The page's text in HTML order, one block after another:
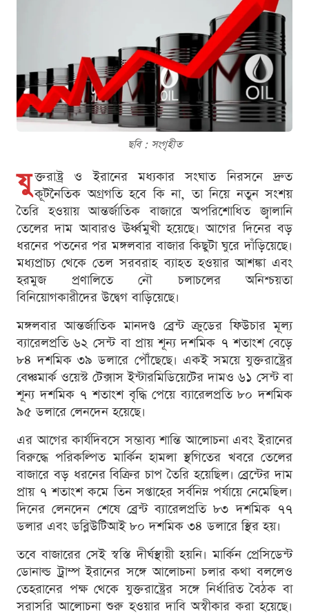
ছবি : সংগৃহীত
যু ক্তরাষ্ট্র ও ইরানের মধ্যকার সংঘাত নিরসনে দ্রুত
কূটনৈতিক অগ্রগতি হবে কি না, তা নিয়ে নতুন সংশয়
তৈরি হওয়ায় আন্তর্জাতিক বাজারে অপরিশোধিত জ্বালানি
তেলের দাম আবারও ঊর্ধ্বমুখী হয়েছে। আগের দিনের বড়
ধরনের পতনের পর মঙ্গলবার বাজার কিছুটা ঘুরে দাঁড়িয়েছে।
মধ্যপ্রাচ্য থেকে তেল সরবরাহ ব্যাহত হওয়ার আশঙ্কা এবং
হরমুজ প্রণালিতে নৌ চলাচলের অনিশ্চয়তা
বিনিয়োগকারীদের উদ্বেগ বাড়িয়েছে।
মঙ্গলবার আন্তর্জাতিক মানদণ্ড ব্রেন্ট ক্রুডের ফিউচার মূল্য
ব্যারেলপ্রতি ৬২ সেন্ট বা প্রায় শূন্য দশমিক ৭ শতাংশ বেড়ে
৮৪ দশমিক ৩৯ ডলারে পৌঁছেছে। একই সময়ে যুক্তরাষ্ট্রের
বেঞ্চমার্ক ওয়েস্ট টেক্সাস ইন্টারমিডিয়েটের দামও ৬১ সেন্ট বা
শূন্য দশমিক ৭ শতাংশ বৃদ্ধি পেয়ে ব্যারেলপ্রতি ৮০ দশমিক
৯৫ ডলারে লেনদেন হয়েছে।
এর আগের কার্যদিবসে সম্ভাব্য শান্তি আলোচনা এবং ইরানের
বিরুদ্ধে পরিকল্পিত মার্কিন হামলা স্থগিতের খবরে তেলের
বাজারে বড় ধরনের বিক্রির চাপ তৈরি হয়েছিল। ব্রেন্টের দাম
প্রায় ৭ শতাংশ কমে তিন সপ্তাহের সর্বনিম্ন পর্যায়ে নেমেছিল।
দিনের লেনদেন শেষে ব্রেন্ট ব্যারেলপ্রতি ৮৩ দশমিক ৭৭
ডলার এবং ডব্লিউটিআই ৮০ দশমিক ৩৪ ডলারে স্থির হয়।
তবে বাজারের সেই স্বস্তি দীর্ঘস্থায়ী হয়নি। মার্কিন প্রেসিডেন্ট
ডোনাল্ড ট্রাম্প ইরানের সঙ্গে আলোচনা চলার কথা বললেও
তেহরানের পক্ষ থেকে যুক্তরাষ্ট্রের সঙ্গে নির্ধারিত বৈঠক বা
সরাসরি আলোচনা শুরু হওয়ার দাবি অস্বীকার করা হয়েছে।